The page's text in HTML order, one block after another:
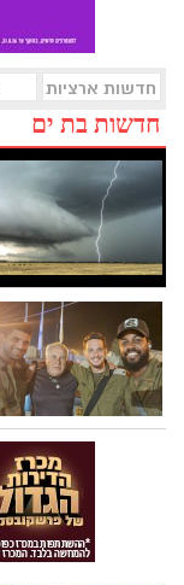
חדשות ארציות
חדשות בת ים